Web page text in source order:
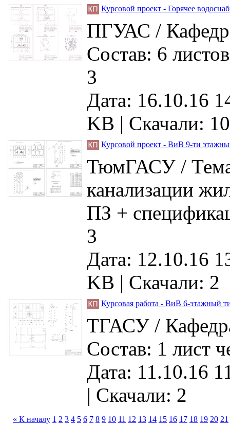
Курсовой проект - Горячее
ПГУАС /
Состав: 6
3
Дата: 16.10.16
KB | Скачали: 10
Курсовой проект - ВиВ 9-ти
ТюмГАСУ /
канализации
ПЗ +
3
Дата: 12.10.16
KB | Скачали: 2
Курсовая работа - ВиВ 6-этажный
ТГАСУ /
Состав: 1 лист
Дата: 11.10.16
| Скачали: 2
« К началу 1 2 3 4 5 6 7 8 9 10 11 12 13 14 15 16 17 18 19 20 21